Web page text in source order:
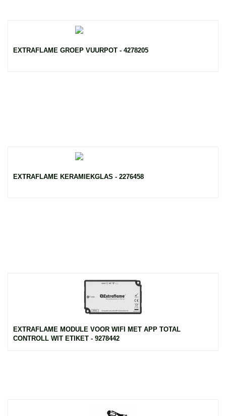
EXTRAFLAME GROEP VUURPOT - 4278205
EXTRAFLAME KERAMIEKGLAS - 2276458
EXTRAFLAME MODULE VOOR WIFI MET APP TOTAL
CONTROLL WIT ETIKET - 9278442